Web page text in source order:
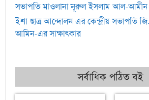
সভাপতি মাওলানা নূরুল ইসলাম আল-আমীন
ইশা ছাত্র আন্দোলন এর কেন্দ্রীয় সভাপতি
আমিন-এর সাক্ষাৎকার
সর্বাধিক পঠিত বই